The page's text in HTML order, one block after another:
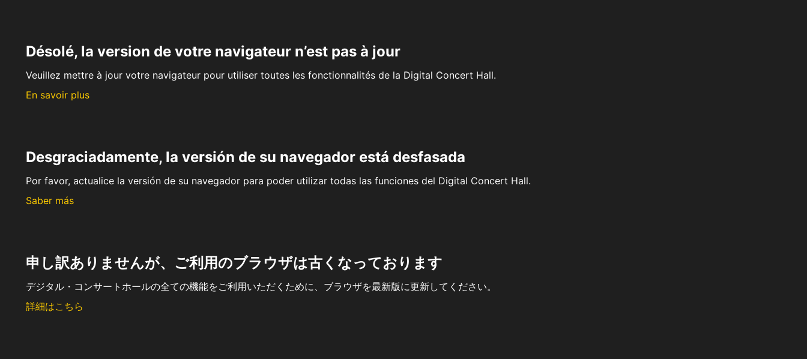
Désolé, la version de votre navigateur n’est pas à jour
Veuillez mettre à jour votre navigateur pour utiliser toutes les fonctionnalités de la Digital Concert Hall.
En savoir plus
Desgraciadamente, la versión de su navegador está desfasada
Por favor, actualice la versión de su navegador para poder utilizar todas las funciones del Digital Concert Hall.
Saber más
申し訳ありませんが、ご利用のブラウザは古くなっております
デジタル・コンサートホールの全ての機能をご利用いただくために、ブラウザを最新版に更新してください。
詳細はこちら